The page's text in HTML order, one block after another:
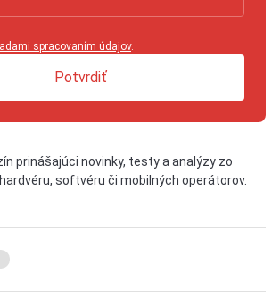
spracovaním údajov.
Potvrdiť
prinášajúci novinky, testy a analýzy zo
softvéru či mobilných operátorov.